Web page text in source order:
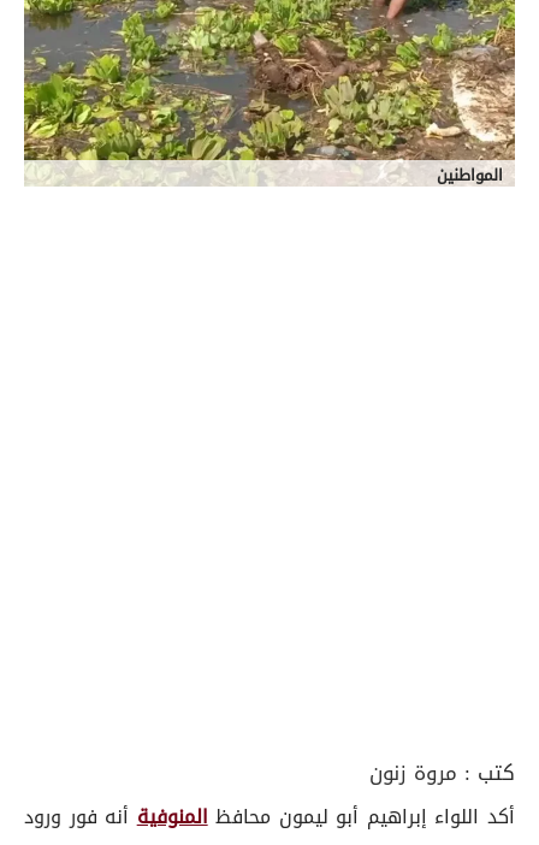
المواطنين
كتب : مروة زنون
أكد اللواء إبراهيم أبو ليمون محافظالمنوفيةأنه فور ورود